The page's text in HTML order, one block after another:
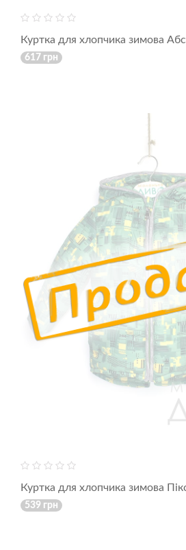
Куртка для хлопчика зимова
617 грн
Куртка для хлопчика зимова
539 грн